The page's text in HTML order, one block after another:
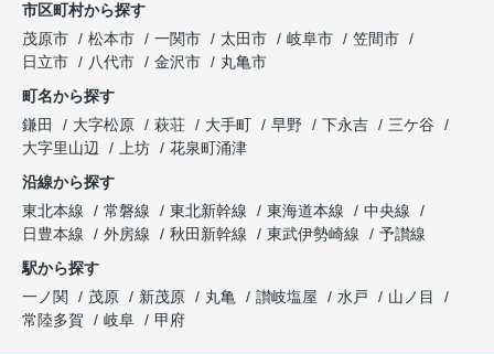
市区町村から探す
茂原市
松本市 一関市 太田市 岐阜市
笠間市
日立市
八代市 金沢市
丸亀市
町名から探す
鎌田
大字松原 萩荘 大手町 早野 下永吉
三ケ谷
大字里山辺
上坊
花泉町涌津
沿線から探す
東北本線
常磐線 東北新幹線 東海道本線
中央線
日豊本線
外房線 秋田新幹線 東武伊勢崎線
予讃線
駅から探す
一ノ関
茂原 新茂原 丸亀 讃岐塩屋 水戸
山ノ目
常陸多賀
岐阜 甲府